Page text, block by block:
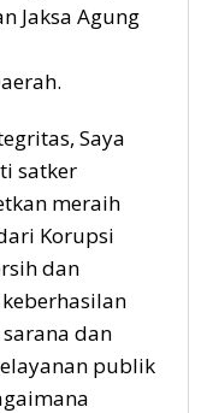
Jaksa Agung
Saya
satker
meraih
Korupsi
dan
dan
publik